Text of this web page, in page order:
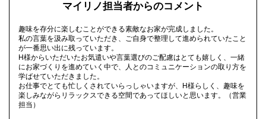
マイリノ担当者からのコメント
趣味を存分に楽しむことができる素敵なお家が完成しました。
私の言葉を汲み取っていただき、ご自身で整理して進められていたこと
が一番思い出に残っています。
H様からいただいたお気遣いや言葉選びのご配慮はとても嬉しく、一緒
にお家づくりを進めていく中で、人とのコミュニケーションの取り方を
学ばせていただきました。
お仕事でとても忙しくされていらっしゃいますが、H様らしく、趣味を
楽しみながらリラックスできる空間であってほしいと思います。（営業
担当）